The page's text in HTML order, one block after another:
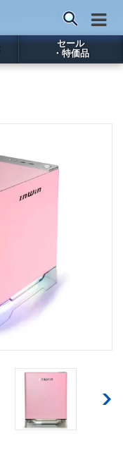
セール
・特価品